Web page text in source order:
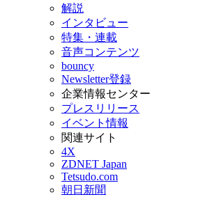
解説
インタビュー
特集・連載
音声コンテンツ
bouncy
Newsletter登録
企業情報センター
プレスリリース
イベント情報
関連サイト
4X
ZDNET Japan
Tetsudo.com
朝日新聞